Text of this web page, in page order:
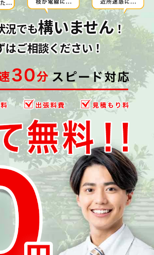
況でも構いません！
はご相談ください！